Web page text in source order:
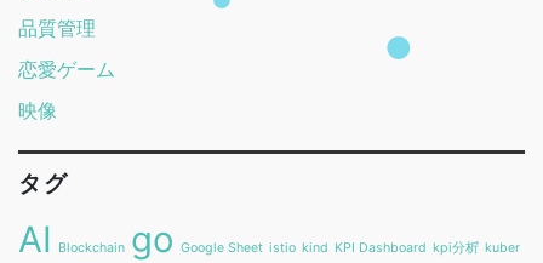
品質管理
恋愛ゲーム
映像
タグ
AI Blockchain go Google Sheet istio kind KPI Dashboard kpi分析 kuber